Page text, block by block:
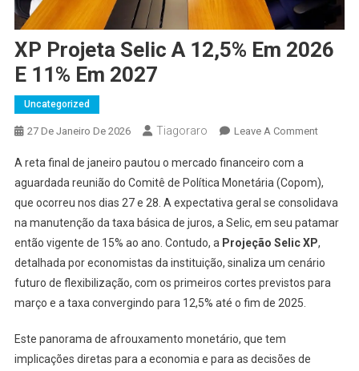
XP Projeta Selic A 12,5% Em 2026
E 11% Em 2027
Uncategorized
27 De Janeiro De 2026 Tiagoraro Leave A CommentOn
Selic
A
12,5%
Em
2026
A reta final de janeiro pautou o mercado financeiro com a
aguardada reunião do Comitê de Política Monetária (Copom),
que ocorreu nos dias 27 e 28. A expectativa geral se consolidava
na manutenção da taxa básica de juros, a Selic, em seu patamar
então vigente de 15% ao ano. Contudo, a Projeção Selic XP,
detalhada por economistas da instituição, sinaliza um cenário
futuro de flexibilização, com os primeiros cortes previstos para
março e a taxa convergindo para 12,5% até o fim de 2025.
Este panorama de afrouxamento monetário, que tem
implicações diretas para a economia e para as decisões de